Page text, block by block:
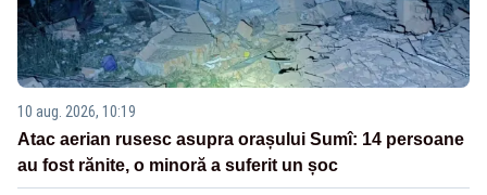
10 aug. 2026, 10:19
Atac aerian rusesc asupra orașului Sumî: 14 persoane
au fost rănite, o minoră a suferit un șoc